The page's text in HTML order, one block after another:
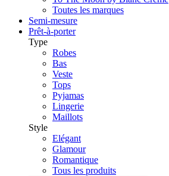
Toutes les marques
Semi-mesure
Prêt-à-porter
Type
Robes
Bas
Veste
Tops
Pyjamas
Lingerie
Maillots
Style
Elégant
Glamour
Romantique
Tous les produits